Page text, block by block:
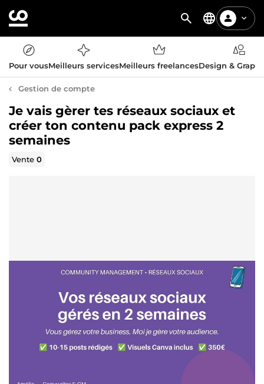
Pour vousMeilleurs servicesMeilleurs freelancesDesign &
Gestion de compte
Je vais gèrer tes réseaux sociaux et
créer ton contenu pack express 2
semaines
Vente0